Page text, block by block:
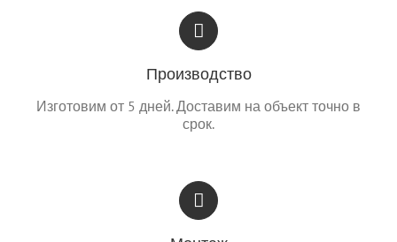
Производство
Изготовим от 5 дней. Доставим на объект точно в
срок.